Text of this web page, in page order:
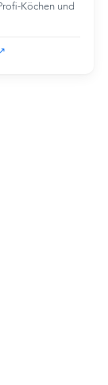
Köchen und